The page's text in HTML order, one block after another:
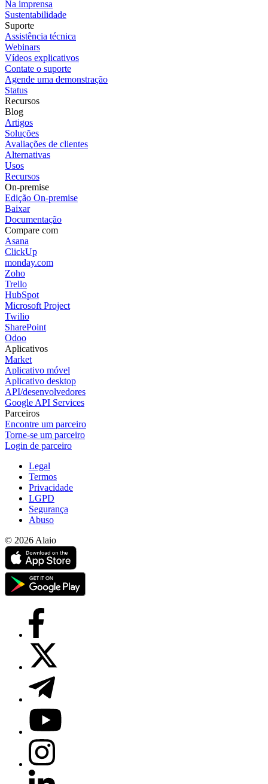
Na imprensa
Sustentabilidade
Suporte
Assistência técnica
Webinars
Vídeos explicativos
Contate o suporte
Agende uma demonstração
Status
Recursos
Blog
Artigos
Soluções
Avaliações de clientes
Alternativas
Usos
Recursos
On-premise
Edição On-premise
Baixar
Documentação
Compare com
Asana
ClickUp
monday.com
Zoho
Trello
HubSpot
Microsoft Project
Twilio
SharePoint
Odoo
Aplicativos
Market
Aplicativo móvel
Aplicativo desktop
API/desenvolvedores
Google API Services
Parceiros
Encontre um parceiro
Torne-se um parceiro
Login de parceiro
Legal
Termos
Privacidade
LGPD
Segurança
Abuso
© 2026 Alaio